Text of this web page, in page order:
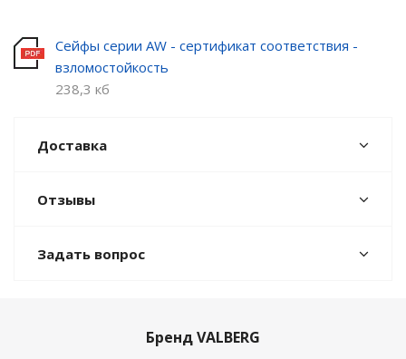
Сейфы серии AW - сертификат соответствия -
взломостойкость
238,3 кб
Доставка
Отзывы
Задать вопрос
Бренд VALBERG